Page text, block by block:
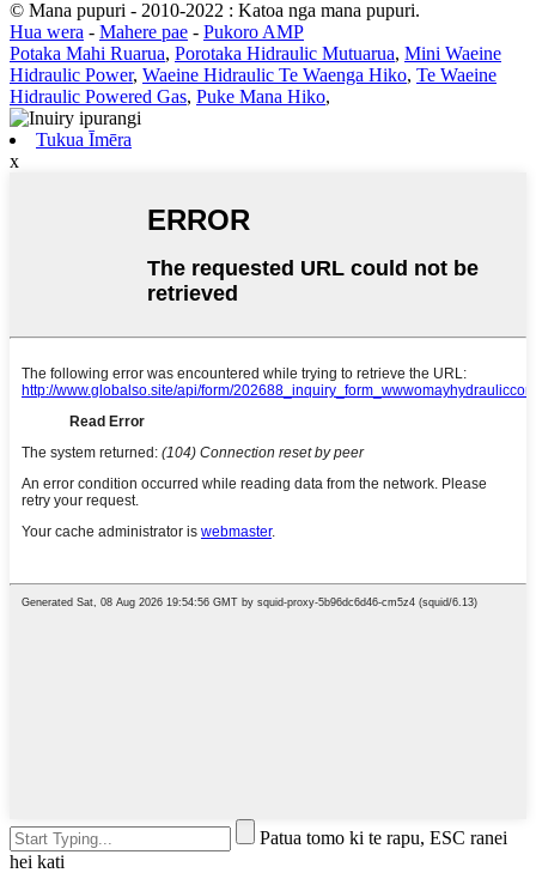
© Mana pupuri - 2010-2022 : Katoa nga mana pupuri.
Hua wera - Mahere pae - Pukoro AMP
Potaka Mahi Ruarua, Porotaka Hidraulic Mutuarua, Mini Waeine
Hidraulic Power, Waeine Hidraulic Te Waenga Hiko, Te Waeine
Hidraulic Powered Gas, Puke Mana Hiko,
Tukua Īmēra
x
Patua tomo ki te rapu, ESC ranei
hei kati